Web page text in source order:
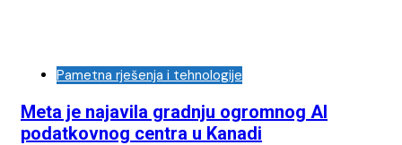
Pametna rješenja i tehnologije
Meta je najavila gradnju ogromnog AI
podatkovnog centra u Kanadi